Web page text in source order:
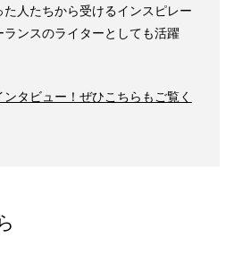
人たちから受けるインスピレー
ンスのライターとしても活躍
タビュー！ぜひこちらもご覧く